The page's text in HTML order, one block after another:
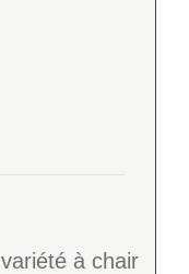
variété à chair